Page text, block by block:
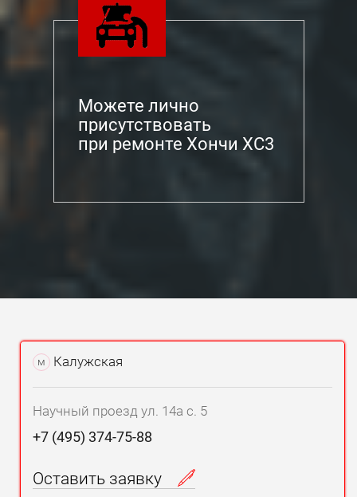
Можете лично
присутствовать
при ремонте Хончи ХС3
м Калужская
Научный проезд ул. 14а с. 5
+7 (495) 374-75-88
Оставить заявку